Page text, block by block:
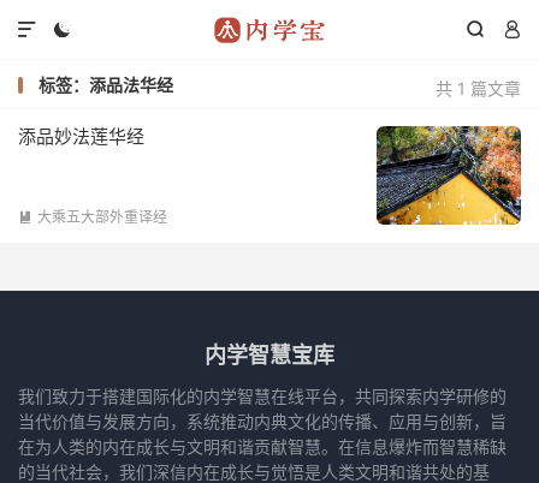
  

共 1 篇文章
标签：添品法华经
添品妙法莲华经
 大乘五大部外重译经
内学智慧宝库
我们致力于搭建国际化的内学智慧在线平台，共同探索内学研修的
当代价值与发展方向，系统推动内典文化的传播、应用与创新，旨
在为人类的内在成长与文明和谐贡献智慧。在信息爆炸而智慧稀缺
的当代社会，我们深信内在成长与觉悟是人类文明和谐共处的基